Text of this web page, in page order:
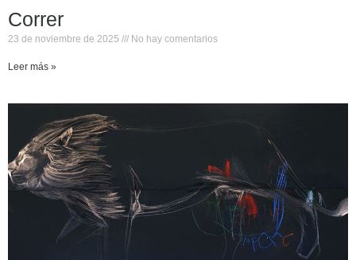
Correr
23 de noviembre de 2025 No hay comentarios
Leer más »